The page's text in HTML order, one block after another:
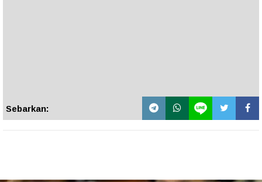
Sebarkan: